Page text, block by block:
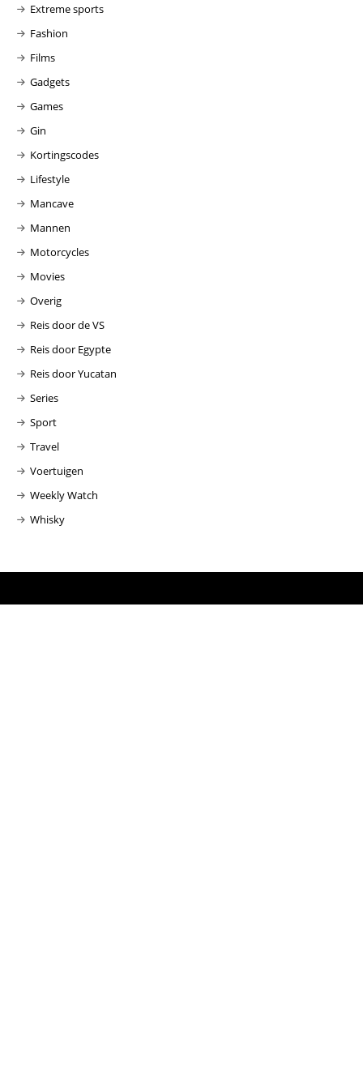
Extreme sports
Fashion
Films
Gadgets
Games
Gin
Kortingscodes
Lifestyle
Mancave
Mannen
Motorcycles
Movies
Overig
Reis door de VS
Reis door Egypte
Reis door Yucatan
Series
Sport
Travel
Voertuigen
Weekly Watch
Whisky